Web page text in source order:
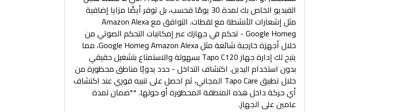
الفيديو الخاص بك لمدة 30 يومًا فحسب، بل توفر أيضًا مزايا إضافية
مثل إشعارات الأنشطة مع لقطات. التوافق مع Amazon Alexa
وGoogle Home - تحكم في جهازك عبر إمكانيات التحكم الصوتي من
خلال أجهزة خارجية شائعة مثل Amazon Alexa وGoogle Home، مما
يتيح لك إدارة جهاز Tapo C120 بسهولة والاستمتاع بتشغيل حقيقي
بدون استخدام اليدين. اكتشاف التداخل - حدد يدويًا مناطق محظورة من
خلال تطبيق Tapo Care المجاني، ثم احصل على تنبيه فوري عند اكتشاف
أي حركة داخل هذه المنطقة المحظورة أو حولها. **ضمان لمدة
عامين على الجهاز.